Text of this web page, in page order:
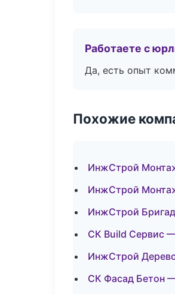
Работаете с
Да, есть опыт
Похожие
ИнжСтрой
ИнжСтрой
ИнжСтрой
СК Build Сервис
ИнжСтрой
СК Фасад Бетон